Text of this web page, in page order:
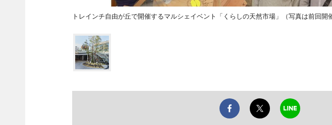
トレインチ自由が丘で開催するマルシェイベント「くらしの天然市場」（写真は前回開